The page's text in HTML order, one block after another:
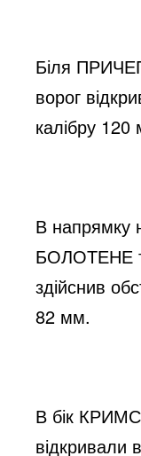
Біля
ворог
калібру 120
В напрямку
БОЛОТЕНЕ
здійснив
82 мм.
В бік
відкривали